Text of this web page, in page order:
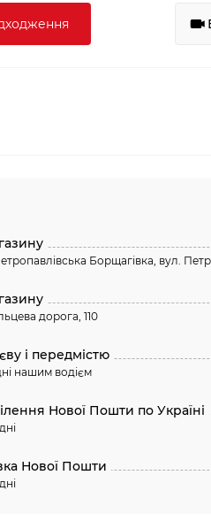
Борщагівка, вул.
дорога, 110
і передмістю
нашим водієм
Нової Пошти по Україні
Нової Пошти